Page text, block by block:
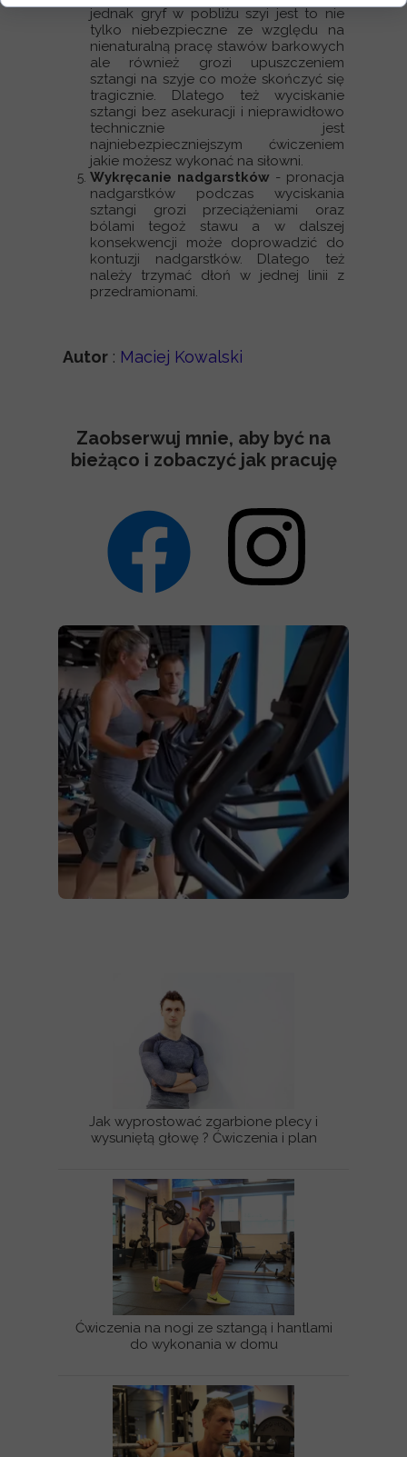
Zaobserwuj mnie, aby być na
bieżąco i zobaczyć jak pracuję
Autor : Maciej Kowalski
jednak gryf w pobliżu szyi jest to nie
tylko niebezpieczne ze względu na
nienaturalną pracę stawów barkowych
ale również grozi upuszczeniem
sztangi na szyje co może skończyć się
tragicznie. Dlatego też wyciskanie
sztangi bez asekuracji i nieprawidłowo
technicznie jest
najniebezpieczniejszym ćwiczeniem
jakie możesz wykonać na siłowni.
Wykręcanie nadgarstków - pronacja
nadgarstków podczas wyciskania
sztangi grozi przeciążeniami oraz
bólami tegoż stawu a w dalszej
konsekwencji może doprowadzić do
kontuzji nadgarstków. Dlatego też
należy trzymać dłoń w jednej linii z
przedramionami.
Jak wyprostować zgarbione plecy i
wysuniętą głowę ? Ćwiczenia i plan
Ćwiczenia na nogi ze sztangą i hantlami
do wykonania w domu